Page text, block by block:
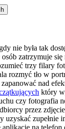
nie była tak
zatrzymuje
trzy filary
rozmyć tło w
nad
który
czy fotografia
przez
uzyskać